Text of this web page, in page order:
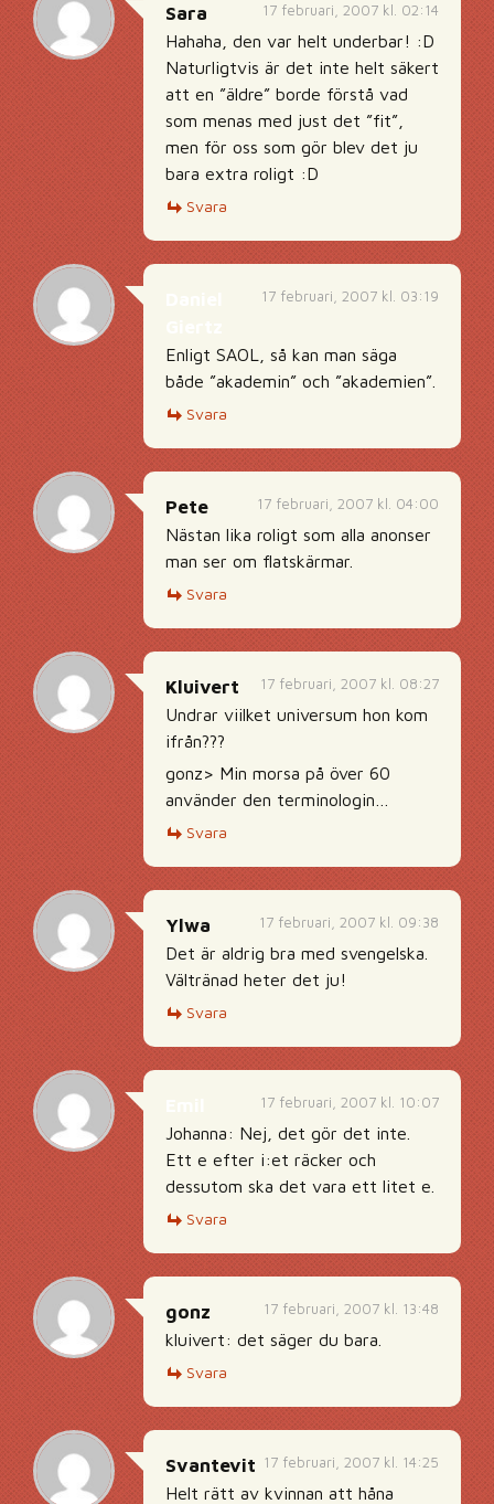
17 februari, 2007 kl. 02:14
Sara
Hahaha, den var helt underbar! :D
Naturligtvis är det inte helt säkert
att en ”äldre” borde förstå vad
som menas med just det ”fit”,
men för oss som gör blev det ju
bara extra roligt :D
Svara
17 februari, 2007 kl. 03:19
Enligt SAOL, så kan man säga
både ”akademin” och ”akademien”.
Svara
17 februari, 2007 kl. 04:00
Pete
Nästan lika roligt som alla anonser
man ser om flatskärmar.
Svara
17 februari, 2007 kl. 08:27
Kluivert
Undrar viilket universum hon kom
ifrån???
gonz> Min morsa på över 60
använder den terminologin…
Svara
17 februari, 2007 kl. 09:38
Ylwa
Det är aldrig bra med svengelska.
Vältränad heter det ju!
Svara
17 februari, 2007 kl. 10:07
Johanna: Nej, det gör det inte.
Ett e efter i:et räcker och
dessutom ska det vara ett litet e.
Svara
17 februari, 2007 kl. 13:48
gonz
kluivert: det säger du bara.
Svara
17 februari, 2007 kl. 14:25
Svantevit
Helt rätt av kvinnan att håna